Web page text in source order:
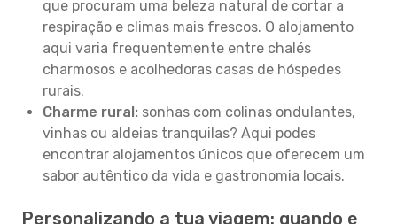
que procuram uma beleza natural de cortar a
respiração e climas mais frescos. O alojamento
aqui varia frequentemente entre chalés
charmosos e acolhedoras casas de hóspedes
rurais.
Charme rural: sonhas com colinas ondulantes,
vinhas ou aldeias tranquilas? Aqui podes
encontrar alojamentos únicos que oferecem um
sabor autêntico da vida e gastronomia locais.
Personalizando a tua viagem: quando e